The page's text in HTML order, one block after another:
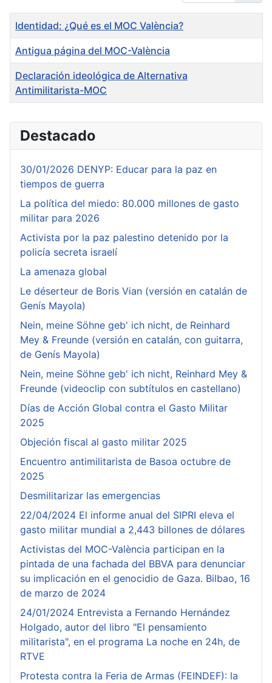
Título
Identidad: ¿Qué es el MOC València?
Antigua página del MOC-València
Declaración ideológica de Alternativa
Antimilitarista-MOC
Destacado
30/01/2026 DENYP: Educar para la paz en
tiempos de guerra
La política del miedo: 80.000 millones de gasto
militar para 2026
Activista por la paz palestino detenido por la
policía secreta israelí
La amenaza global
Le déserteur de Boris Vian (versión en catalán de
Genís Mayola)
Nein, meine Söhne geb' ich nicht, de Reinhard
Mey & Freunde (versión en catalán, con guitarra,
de Genís Mayola)
Nein, meine Söhne geb' ich nicht, Reinhard Mey &
Freunde (videoclip con subtítulos en castellano)
Días de Acción Global contra el Gasto Militar
2025
Objeción fiscal al gasto militar 2025
Encuentro antimilitarista de Basoa octubre de
2025
Desmilitarizar las emergencias
22/04/2024 El informe anual del SIPRI eleva el
gasto militar mundial a 2,443 billones de dólares
Activistas del MOC-València participan en la
pintada de una fachada del BBVA para denunciar
su implicación en el genocidio de Gaza. Bilbao, 16
de marzo de 2024
24/01/2024 Entrevista a Fernando Hernández
Holgado, autor del libro "El pensamiento
militarista", en el programa La noche en 24h, de
RTVE
Protesta contra la Feria de Armas (FEINDEF): la